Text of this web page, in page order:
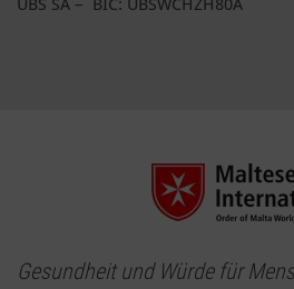
Gesundheit und Würde für